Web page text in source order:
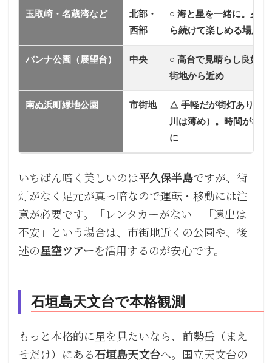
玉取崎・名蔵湾など
北部・
西部
○ 海と星を一緒に。夕日
ら続けて楽しめる場所も
バンナ公園（展望台） 中央
○ 高台で見晴らし良好。
街地から近め
南ぬ浜町緑地公園 市街地
△ 手軽だが街灯あり（
川は薄め）。時間がない
に
いちばん暗く美しいのは平久保半島ですが、街
灯がなく足元が真っ暗なので運転・移動には注
意が必要です。「レンタカーがない」「遠出は
不安」という場合は、市街地近くの公園や、後
述の星空ツアーを活用するのが安心です。
石垣島天文台で本格観測
もっと本格的に星を見たいなら、前勢岳（まえ
せだけ）にある石垣島天文台へ。国立天文台の